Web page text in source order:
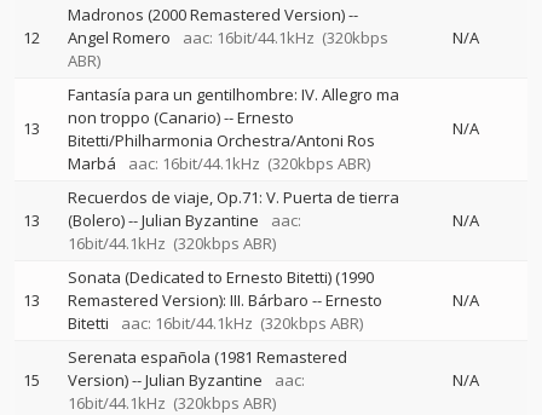
12
Madronos (2000 Remastered Version)--
Angel Romero
aac: 16bit/44.1kHz (320kbps
ABR)
N/A
13
Fantasía para un gentilhombre: IV. Allegro ma
non troppo (Canario)--Ernesto
Bitetti/Philharmonia Orchestra/Antoni Ros
Marbá
aac: 16bit/44.1kHz (320kbps ABR)
N/A
13
Recuerdos de viaje, Op.71: V. Puerta de tierra
(Bolero)--Julian Byzantine
aac:
16bit/44.1kHz (320kbps ABR)
N/A
13
Sonata (Dedicated to Ernesto Bitetti) (1990
Remastered Version): III. Bárbaro --Ernesto
Bitetti
aac: 16bit/44.1kHz (320kbps ABR)
N/A
15
Serenata española (1981 Remastered
Version)--Julian Byzantine
aac:
16bit/44.1kHz (320kbps ABR)
N/A